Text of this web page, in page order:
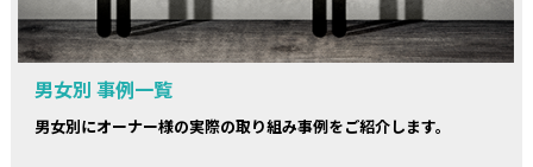
男女別 事例一覧
男女別にオーナー様の実際の取り組み事例をご紹介します。